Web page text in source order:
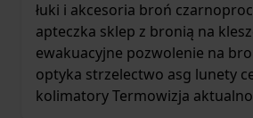
łuki i akcesoria broń
apteczka sklep z bronią na
ewakuacyjne pozwolenie na
optyka strzelectwo asg lunety
kolimatoryTermowizja